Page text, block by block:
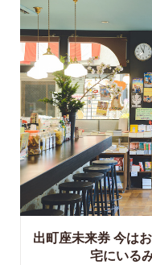
出町座未来券今は
宅にいる